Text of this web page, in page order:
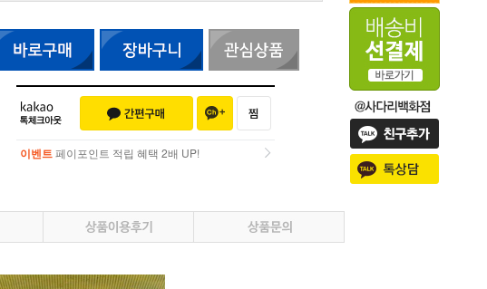
이벤트 페이포인트 적립 혜택 2배 UP!